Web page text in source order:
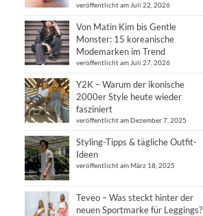
veröffentlicht am Juli 22, 2026
Von Matin Kim bis Gentle
Monster: 15 koreanische
Modemarken im Trend
veröffentlicht am Juli 27, 2026
Y2K – Warum der ikonische
2000er Style heute wieder
fasziniert
veröffentlicht am Dezember 7, 2025
Styling-Tipps & tägliche Outfit-
Ideen
veröffentlicht am März 18, 2025
Teveo – Was steckt hinter der
neuen Sportmarke für Leggings?